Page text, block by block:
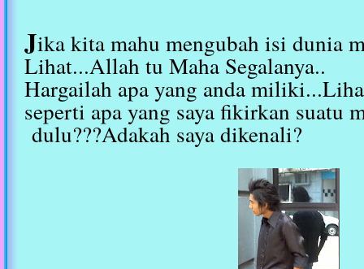
Jika kita mahu mengubah isi dunia
Lihat...Allah tu Maha Segalanya..
Hargailah apa yang anda
seperti apa yang saya fikirkan suatu
dulu???Adakah saya dikenali?